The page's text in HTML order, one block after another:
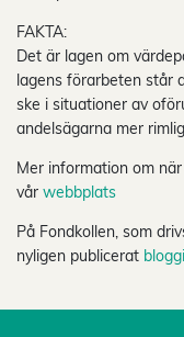
FAKTA:
Det är lagen om
lagens förarbeten står
ske i situationer av
andelsägarna mer
Mer information om
vår webbplats
På Fondkollen, som
nyligen publicerat